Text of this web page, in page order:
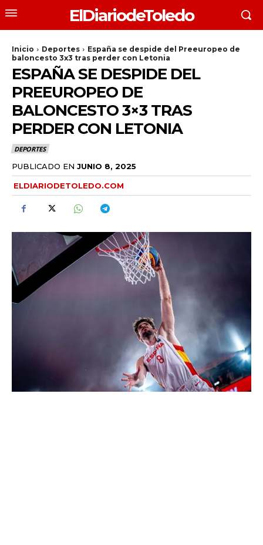
ElDiariodeToledo
Inicio Deportes
España se despide del Preeuropeo de
baloncesto 3x3 tras perder con Letonia
ESPAÑA SE DESPIDE DEL
PREEUROPEO DE
BALONCESTO 3×3 TRAS
PERDER CON LETONIA
DEPORTES
PUBLICADO EN JUNIO 8, 2025
ELDIARIODETOLEDO.COM